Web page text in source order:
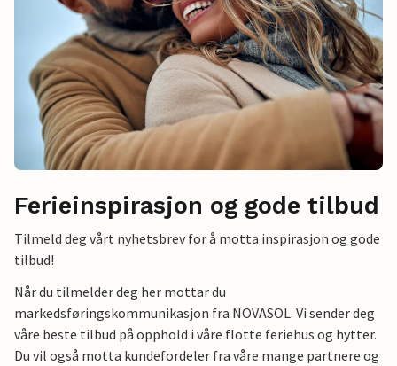
Ferieinspirasjon og gode tilbud
Tilmeld deg vårt nyhetsbrev for å motta inspirasjon og gode
tilbud!
Når du tilmelder deg her mottar du
markedsføringskommunikasjon fra NOVASOL. Vi sender deg
våre beste tilbud på opphold i våre flotte feriehus og hytter.
Du vil også motta kundefordeler fra våre mange partnere og